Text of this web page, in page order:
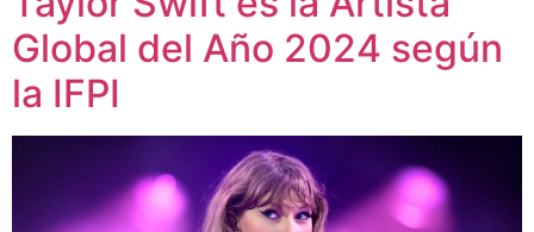
Global del Año 2024 según
la IFPI